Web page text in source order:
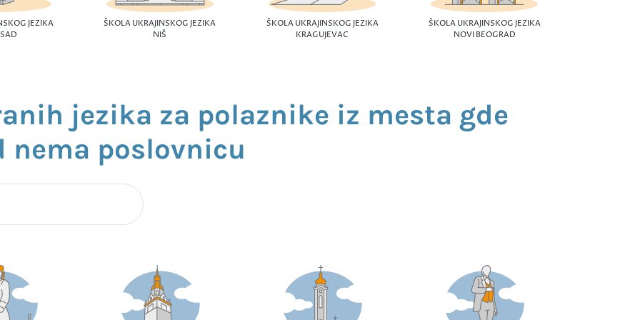
JEZIKA
ŠKOLA UKRAJINSKOG JEZIKA
NIŠ
ŠKOLA UKRAJINSKOG JEZIKA
KRAGUJEVAC
ŠKOLA UKRAJINSKOG JEZIKA
NOVI BEOGRAD
jezika za polaznike iz mesta gde
nema poslovnicu